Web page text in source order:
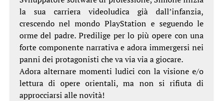
la sua carriera videoludica già dall’infanzia,
crescendo nel mondo PlayStation e seguendo le
orme del padre. Predilige per lo più opere con una
forte componente narrativa e adora immergersi nei
panni dei protagonisti che va via via a giocare.
Adora alternare momenti ludici con la visione e/o
lettura di opere orientali, ma non si rifiuta di
approcciarsi alle novità!